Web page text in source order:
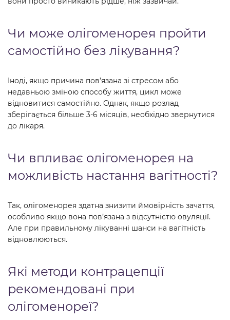
Чи може олігоменорея пройти
самостійно без лікування?
Іноді, якщо причина пов’язана зі стресом або
недавньою зміною способу життя, цикл може
відновитися самостійно. Однак, якщо розлад
зберігається більше 3-6 місяців, необхідно звернутися
до лікаря.
Чи впливає олігоменорея на
можливість настання вагітності?
Так, олігоменорея здатна знизити ймовірність зачаття,
особливо якщо вона пов’язана з відсутністю овуляції.
Але при правильному лікуванні шанси на вагітність
відновлюються.
Які методи контрацепції
рекомендовані при
олігоменореї?